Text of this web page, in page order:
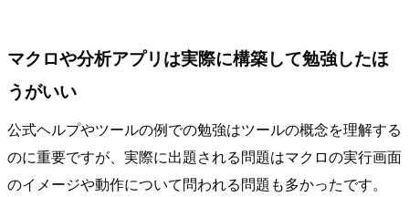
マクロや分析アプリは実際に構築して勉強したほ
うがいい
公式ヘルプやツールの例での勉強はツールの概念を理解する
のに重要ですが、実際に出題される問題はマクロの実行画面
のイメージや動作について問われる問題も多かったです。